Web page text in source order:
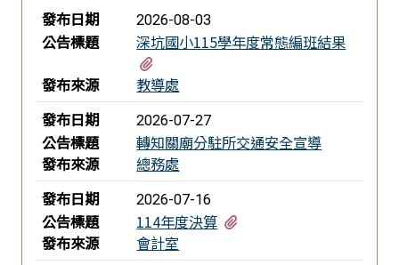
新聞列表
發布日期 2026-08-03
公告標題
深坑國小115學年度常態編班結果
發布來源
教導處
發布日期
2026-07-27
公告標題
轉知關廟分駐所交通安全宣導
發布來源
總務處
發布日期
2026-07-16
公告標題 114年度決算
發布來源
會計室